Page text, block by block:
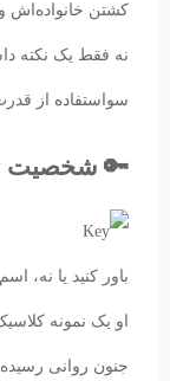
کشتن خانواده‌اش
نه فقط یک نکته
سواستفاده از
🔑 شخصیت Key (کلید)؛ کنترل‌گر ذهن‌ها
باور کنید یا
او یک نمونه
جنون روانی